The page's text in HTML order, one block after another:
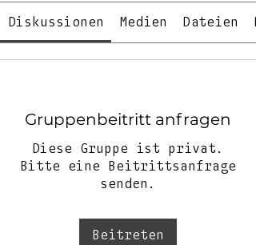
Diskussionen Medien Dateien
Gruppenbeitritt anfragen
Diese Gruppe ist privat.
Bitte eine Beitrittsanfrage
senden.
Beitreten